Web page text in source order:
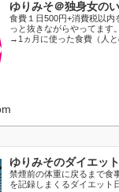
ゆりみそ＠独身女の
食費１日500円+消費税以内
っと抜きながらやってます
→1ヵ月に使った食費（人と
ゆりみそのダイエッ
禁煙前の体重に戻るまで食
を記録しまくるダイエット